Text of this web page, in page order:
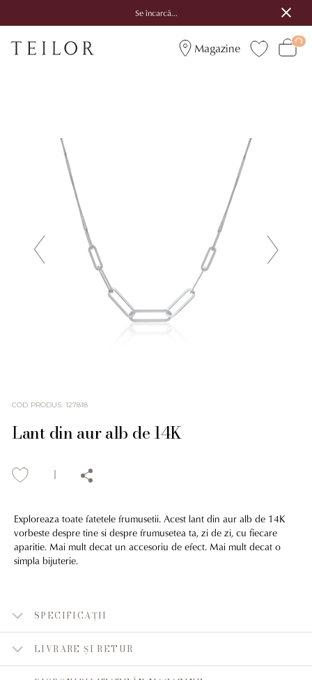
Se încarcă...
Magazine
COD PRODUS: 127818
Lant din aur alb de 14K
Exploreaza toate fatetele frumusetii. Acest lant din aur alb de 14K
vorbeste despre tine si despre frumusetea ta, zi de zi, cu fiecare
aparitie. Mai mult decat un accesoriu de efect. Mai mult decat o
simpla bijuterie.
SPECIFICAȚII
LIVRARE ȘI RETUR